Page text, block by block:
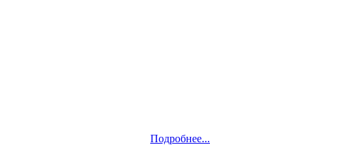
Подробнее...